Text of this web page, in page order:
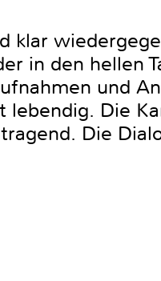
klar
in den hellen
und
Die
Die